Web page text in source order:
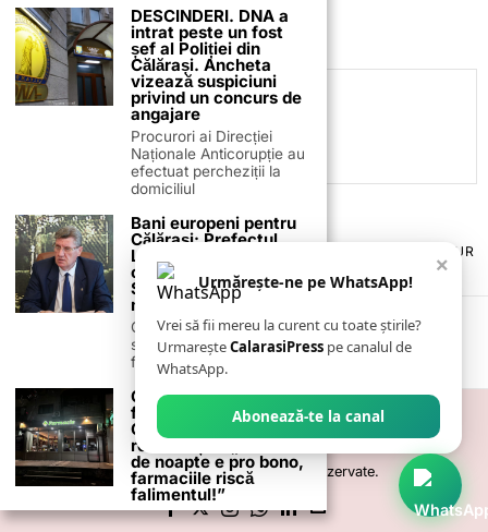
C.C
TERMENI ȘI CONDIȚII
POLITICA DE ANULARE & RETUR
PUBLICITATE ONLINE & TIPĂRITĂ
CONTACT
ZIARUL ANUNȚUL CĂLĂRĂȘEAN
© 2026- Toate drepturile sunt rezervate.
×
Urmărește-ne pe WhatsApp!
Vrei să fii mereu la curent cu toate știrile?
UrmareșteCalarasiPress pe canalul de
WhatsApp.
Abonează-te la canal
DESCINDERI. DNA a
intrat peste un fost
șef al Poliției din
Călărași. Ancheta
vizează suspiciuni
privind un concurs de
angajare
Procurori ai Direcției
Naționale Anticorupție au
efectuat percheziții la
domiciliul
Bani europeni pentru
Călărași: Prefectul
Laurențiu State anunță
colaborarea cu ADR
Sud-Muntenia pentru
noi finanțări
Călărașul se pregătește
să intre pe harta
finanțărilor europene, cu
Călărașiul a rămas fără
farmacie de gardă!
Colegiul Farmaciștilor
recunoaște: „Serviciul
de noapte e pro bono,
farmaciile riscă
falimentul!”
Călărașiul a ajuns un oraș